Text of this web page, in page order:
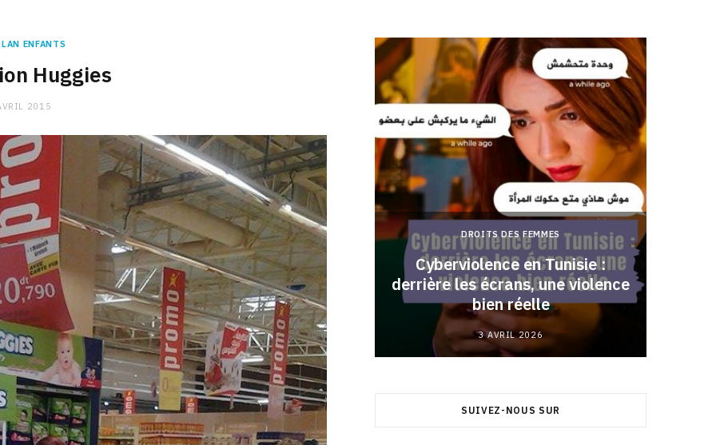
ENFANTS
Huggies
2015
CHARGE MENTALE
Stress après le travail :
comment relâcher la pression
9 JANVIER 2026
DROITS DES FEMMES
Cyberviolence en Tunisie :
derrière les écrans, une violence
bien réelle
3 AVRIL 2026
SUIVEZ-NOUS SUR